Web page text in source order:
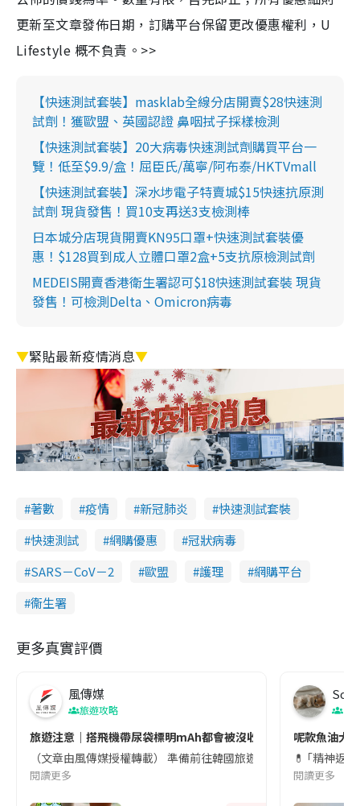
更新至文章發佈日期，訂購平台保留更改優惠權利，U
Lifestyle 概不負責。>>
【快速測試套裝】masklab全線分店開賣$28快速測
試劑！獲歐盟、英國認證 鼻咽拭子採樣檢測
【快速測試套裝】20大病毒快速測試劑購買平台一
覽！低至$9.9/盒！屈臣氏/萬寧/阿布泰/HKTVmall
【快速測試套裝】深水埗電子特賣城$15快速抗原測
試劑 現貨發售！買10支再送3支檢測棒
日本城分店現貨開賣KN95口罩+快速測試套裝優
惠！$128買到成人立體口罩2盒+5支抗原檢測試劑
MEDEIS開賣香港衛生署認可$18快速測試套裝 現貨
發售！可檢測Delta、Omicron病毒
▼緊貼最新疫情消息▼
著數 疫情 新冠肺炎
快速測試套裝
快速測試
網購優惠
冠狀病毒
SARS－CoV－2
歐盟 護理
網購平台
衞生署
更多真實評價
風傳媒
旅遊攻略
旅遊注意｜搭飛機帶尿袋標明mAh都會被沒收😱出發前切記檢查
（文章由風傳媒授權轉載） 準備前往韓國旅遊的民眾，近期要
閱讀更多
Soul
呢款魚油大
💊 ｢精神返
閱讀更多